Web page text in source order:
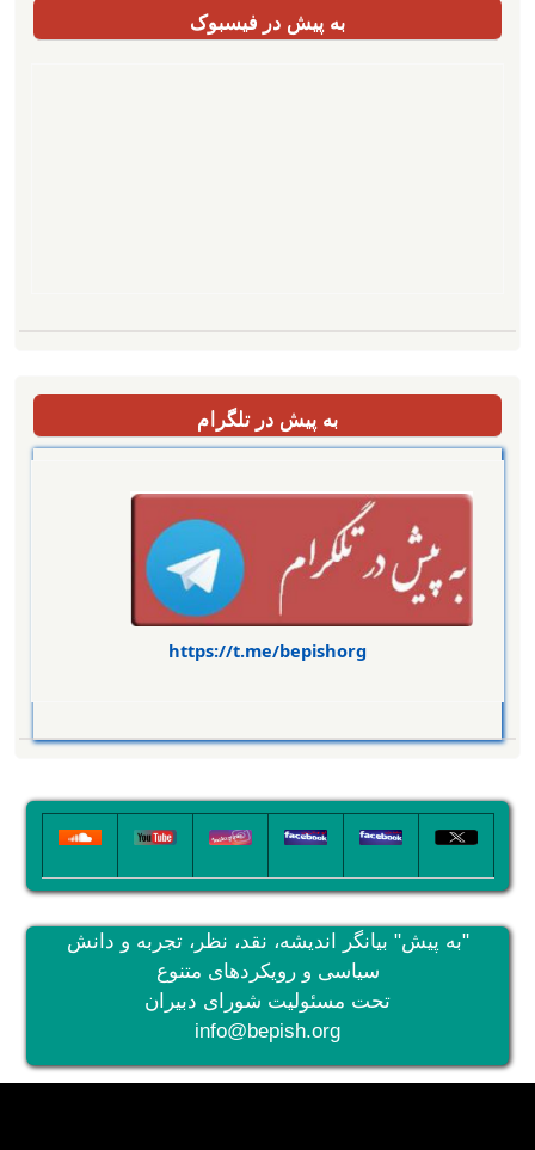
به پیش در فیسبوک
به پیش در تلگرام
https://t.me/bepishorg
تصویر تصویر تصویر تصویر تصویر تصویر
"به پیش" بیانگر اندیشه، نقد، نظر، تجربه و دانش
سیاسی و رویکردهای متنوع
تحت مسئولیت شورای دبیران
info@bepish.org